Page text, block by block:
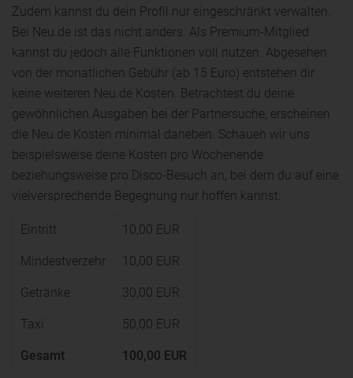
Zudem kannst du dein Profil nur eingeschränkt verwalten.
Bei Neu.de ist das nicht anders. Als Premium-Mitglied
kannst du jedoch alle Funktionen voll nutzen. Abgesehen
von der monatlichen Gebühr (ab 15 Euro) entstehen dir
keine weiteren Neu.de Kosten. Betrachtest du deine
gewöhnlichen Ausgaben bei der Partnersuche, erscheinen
die Neu.de Kosten minimal daneben. Schauen wir uns
beispielsweise deine Kosten pro Wochenende
beziehungsweise pro Disco-Besuch an, bei dem du auf eine
vielversprechende Begegnung nur hoffen kannst:
Eintritt 10,00 EUR
Mindestverzehr 10,00 EUR
Getränke 30,00 EUR
Taxi 50,00 EUR
Gesamt 100,00 EUR